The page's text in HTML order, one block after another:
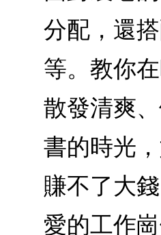
分配，還
等。教你
散發清爽
書的時光
賺不了大
愛的工作